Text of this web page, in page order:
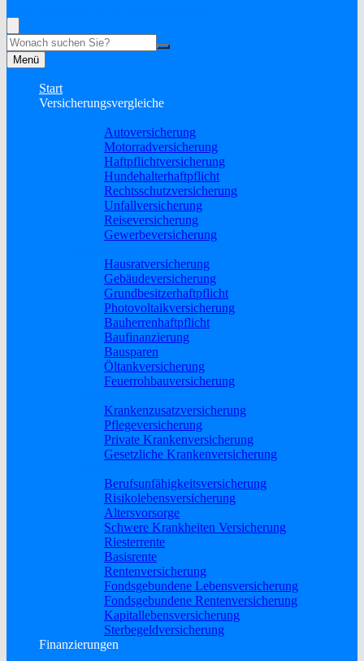
Suche
Menü
Start
Versicherungsvergleiche
Autoversicherung
Motorradversicherung
Haftpflichtversicherung
Hundehalterhaftpflicht
Rechtsschutzversicherung
Unfallversicherung
Reiseversicherung
Gewerbeversicherung
Hausratversicherung
Gebäudeversicherung
Grundbesitzerhaftpflicht
Photovoltaikversicherung
Bauherrenhaftpflicht
Baufinanzierung
Bausparen
Öltankversicherung
Feuerrohbauversicherung
Krankenzusatzversicherung
Pflegeversicherung
Private Krankenversicherung
Gesetzliche Krankenversicherung
Berufs­unfähigkeitsversicherung
Risikolebensversicherung
Altersvorsorge
Schwere Krankheiten Versicherung
Riesterrente
Basisrente
Rentenversicherung
Fondsgebundene Lebensversicherung
Fondsgebundene Rentenversicherung
Kapitallebensversicherung
Sterbegeldversicherung
Finanzierungen